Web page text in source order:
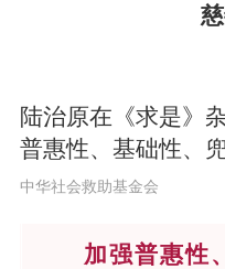
陆治原在《求是》
普惠性、基础性、
中华社会救助基金会
加强普惠性